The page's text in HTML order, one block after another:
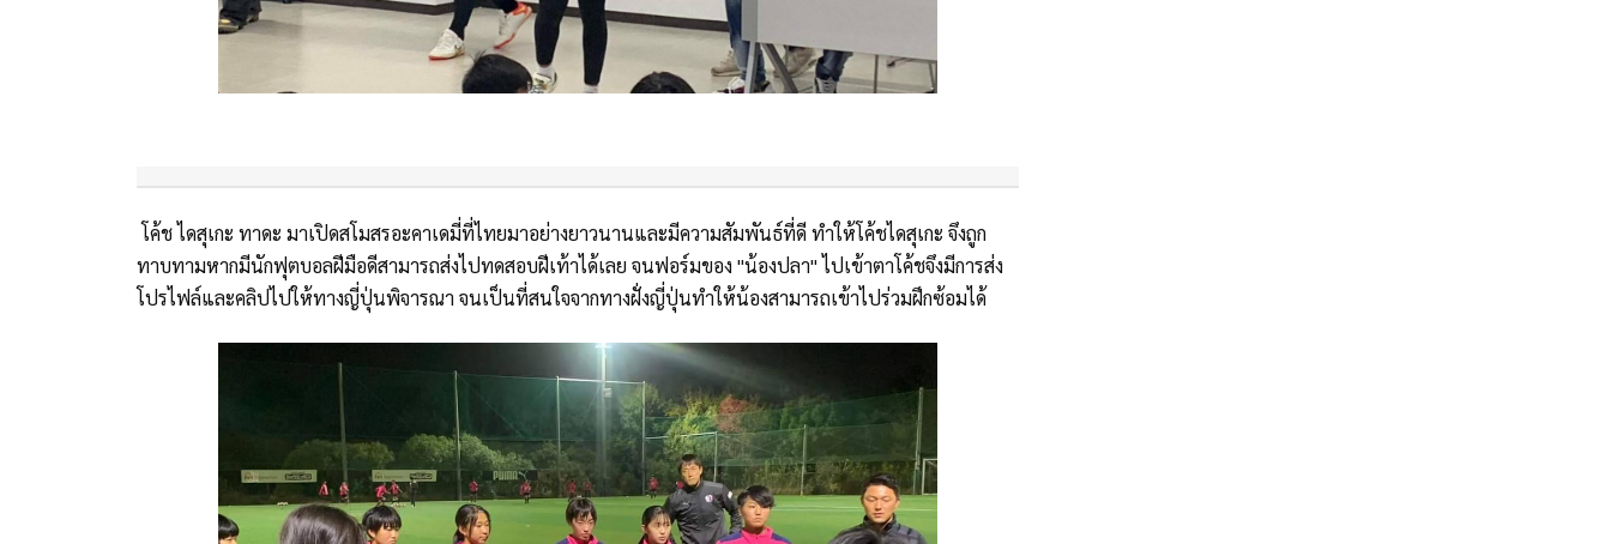
โค้ช ไดสุเกะ ทาดะ มาเปิดสโมสรอะคาเดมี่ที่ไทยมาอย่างยาวนานและมีความสัมพันธ์ที่ดี ทำให้โค้ชไดสุเกะ จึงถูก
ทาบทามหากมีนักฟุตบอลฝีมือดีสามารถส่งไปทดสอบฝีเท้าได้เลย จนฟอร์มของ "น้องปลา" ไปเข้าตาโค้ชจึงมีการส่ง
โปรไฟล์และคลิปไปให้ทางญี่ปุ่นพิจารณา จนเป็นที่สนใจจากทางฝั่งญี่ปุ่นทำให้น้องสามารถเข้าไปร่วมฝึกซ้อมได้